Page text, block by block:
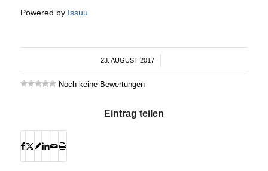
Powered by Issuu
23. AUGUST 2017
/
Noch keine Bewertungen
Eintrag teilen